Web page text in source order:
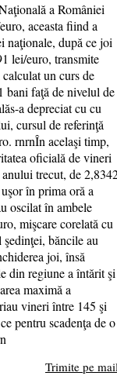
a României
aceasta fiind a
naţionale, după ce joi
lei/euro, transmite
un curs de
bani faţă de nivelul de
a depreciat cu cu
cursul de referinţă
rnrnÎn acelaşi timp,
oficială de vineri
trecut, de
în prima oră a
oscilat în ambele
mişcare corelată cu
băncile au
joi, însă
din regiune a întărit şi
maximă a
vineri între 145 şi
pentru scadenţa de o
Trimite pe